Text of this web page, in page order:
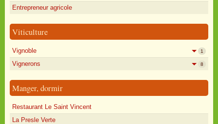
Entrepreneur agricole
Viticulture
Vignoble 1
Vignerons 8
Manger, dormir
Restaurant Le Saint Vincent
La Presle Verte